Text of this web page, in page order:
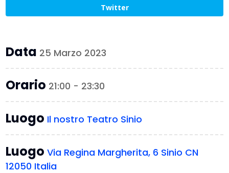
Twitter
Data 25 Marzo 2023
Orario 21:00 - 23:30
Luogo Il nostro Teatro Sinio
LuogoVia Regina Margherita, 6 Sinio CN
12050 Italia